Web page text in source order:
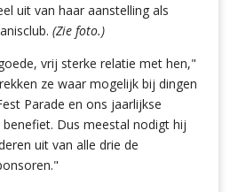
uit van haar aanstelling als
(Zie foto.)
vrij sterke relatie met hen,"
ze waar mogelijk bij dingen
Parade en ons jaarlijkse
Dus meestal nodigt hij
uit van alle drie de